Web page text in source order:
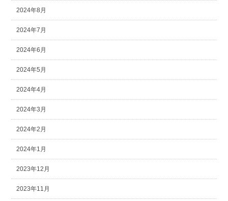
2024年8月
2024年7月
2024年6月
2024年5月
2024年4月
2024年3月
2024年2月
2024年1月
2023年12月
2023年11月